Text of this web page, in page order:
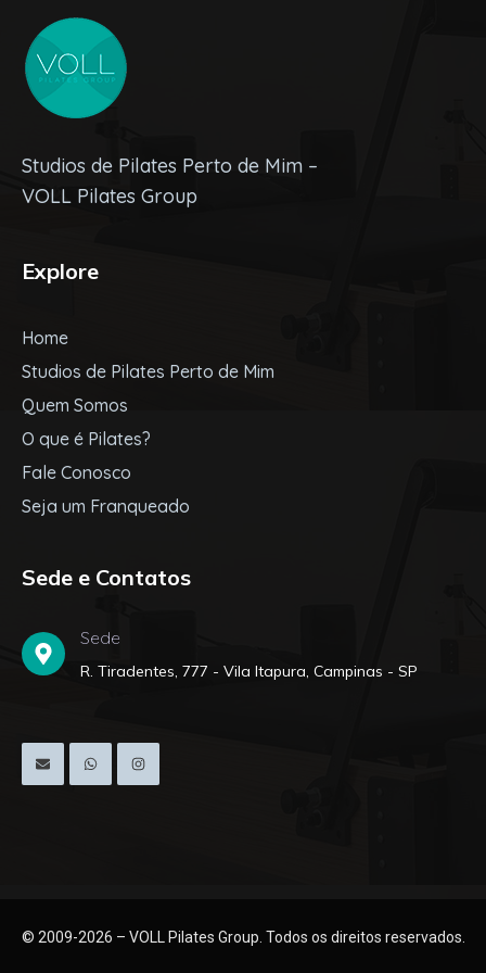
Studios de Pilates Perto de Mim –
VOLL Pilates Group
Explore
Home
Studios de Pilates Perto de Mim
Quem Somos
O que é Pilates?
Fale Conosco
Seja um Franqueado
Sede e Contatos
Sede
R. Tiradentes, 777 - Vila Itapura, Campinas - SP
© 2009-2026 – VOLL Pilates Group. Todos os direitos reservados.